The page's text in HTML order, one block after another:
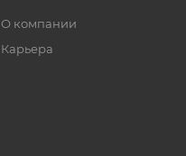
О компании
Карьера